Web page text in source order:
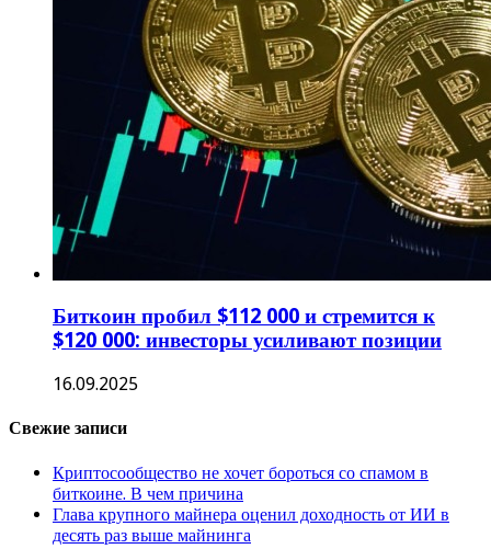
Биткоин пробил $112 000 и стремится к
$120 000: инвесторы усиливают позиции
16.09.2025
Свежие записи
Криптосообщество не хочет бороться со спамом в
биткоине. В чем причина
Глава крупного майнера оценил доходность от ИИ в
десять раз выше майнинга